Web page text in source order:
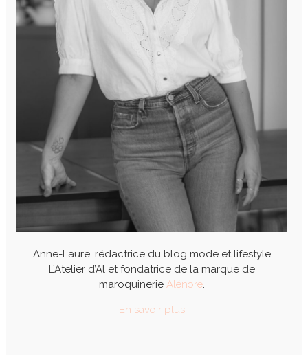
Anne-Laure, rédactrice du blog mode et lifestyle
L’Atelier d’Al et fondatrice de la marque de
maroquinerie Alénore.
En savoir plus